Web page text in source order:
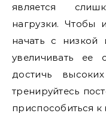
является
нагрузки. Чтобы
начать с низкой
увеличивать ее
достичь
тренируйтесь
приспособиться